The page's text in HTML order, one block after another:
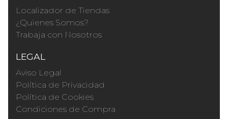
Localizador de Tiendas
¿Quienes Somos?
Trabaja con Nosotros
LEGAL
Aviso Legal
Política de Privacidad
Política de Cookies
Condiciones de Compra